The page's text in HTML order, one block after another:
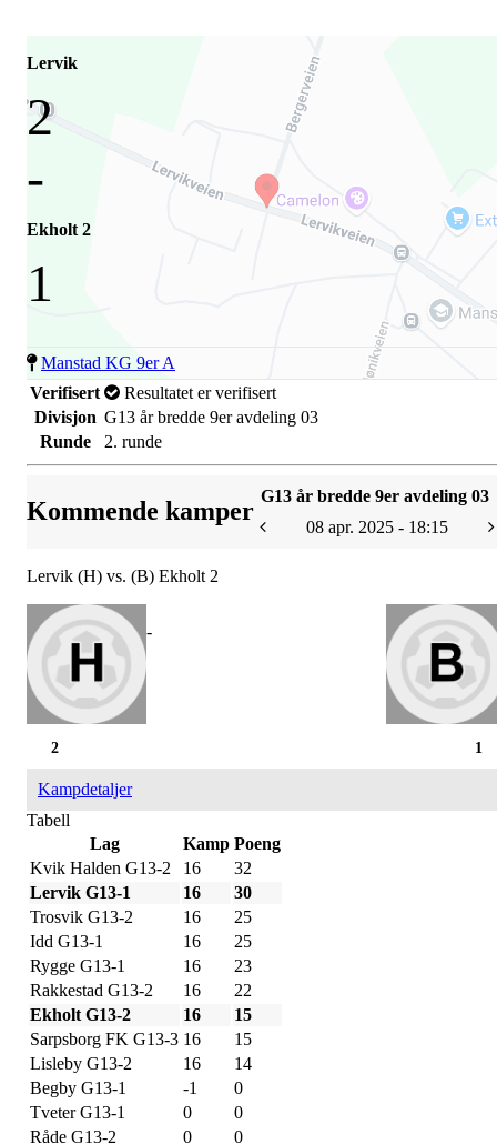
Lervik
2
-
Ekholt 2
1
Manstad KG 9er A
Verifisert
Resultatet er verifisert
Divisjon G13 år bredde 9er avdeling 03
Runde
2. runde
Kommende kamper
G13 år bredde 9er avdeling 03
08 apr. 2025 - 18:15
Lervik (H) vs. (B) Ekholt 2
-
1
2
Kampdetaljer
Tabell
Lag
Kamp Poeng
Kvik Halden G13-2
16
32
Lervik G13-1
16
30
Trosvik G13-2
16
25
Idd G13-1
16
25
Rygge G13-1
16
23
Rakkestad G13-2
16
22
Ekholt G13-2
16
15
Sarpsborg FK G13-3 16
15
Lisleby G13-2
16
14
Begby G13-1
-1
0
Tveter G13-1
0
0
Råde G13-2
0 0